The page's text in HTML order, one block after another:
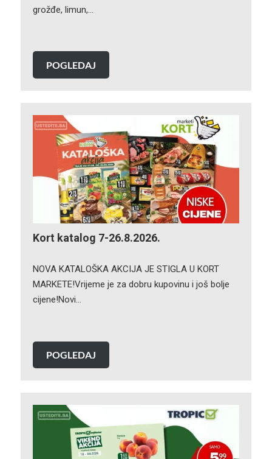
grožđe, limun,…
POGLEDAJ
Kort katalog 7-26.8.2026.
NOVA KATALOŠKA AKCIJA JE STIGLA U KORT
MARKETE!Vrijeme je za dobru kupovinu i još bolje
cijene!Novi…
POGLEDAJ